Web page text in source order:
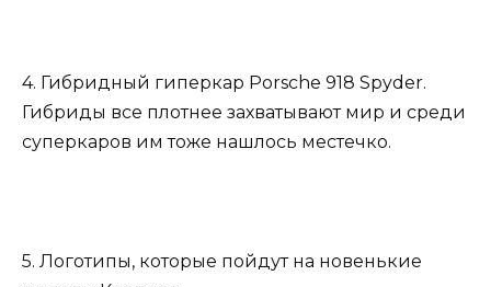
4. Гибридный гиперкар Porsche 918 Spyder.
Гибриды все плотнее захватывают мир и среди
суперкаров им тоже нашлось местечко.
5. Логотипы, которые пойдут на новенькие